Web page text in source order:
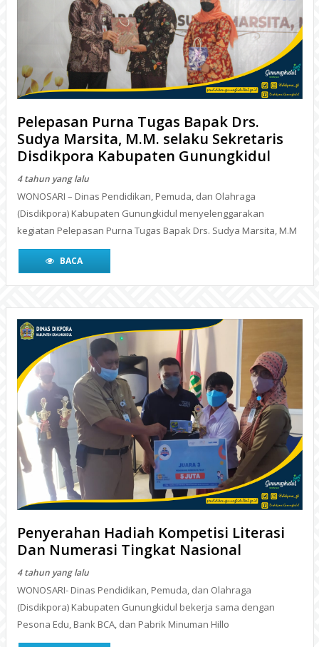
Pelepasan Purna Tugas Bapak Drs.
Sudya Marsita, M.M. selaku Sekretaris
Disdikpora Kabupaten Gunungkidul
4 tahun yang lalu
WONOSARI – Dinas Pendidikan, Pemuda, dan Olahraga
kegiatan Pelepasan Purna Tugas Bapak Drs. Sudya Marsita, M.M
BACA
Penyerahan Hadiah Kompetisi Literasi
Dan Numerasi Tingkat Nasional
4 tahun yang lalu
WONOSARI- Dinas Pendidikan, Pemuda, dan Olahraga
(Disdikpora) Kabupaten Gunungkidul bekerja sama dengan
BACA